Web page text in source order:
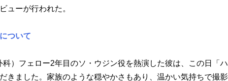
ューが行われた。
ついて
）フェロー2年目のソ・ウジン役を熱演した彼は、この日「
きました。家族のような穏やかさもあり、温かい気持ちで撮